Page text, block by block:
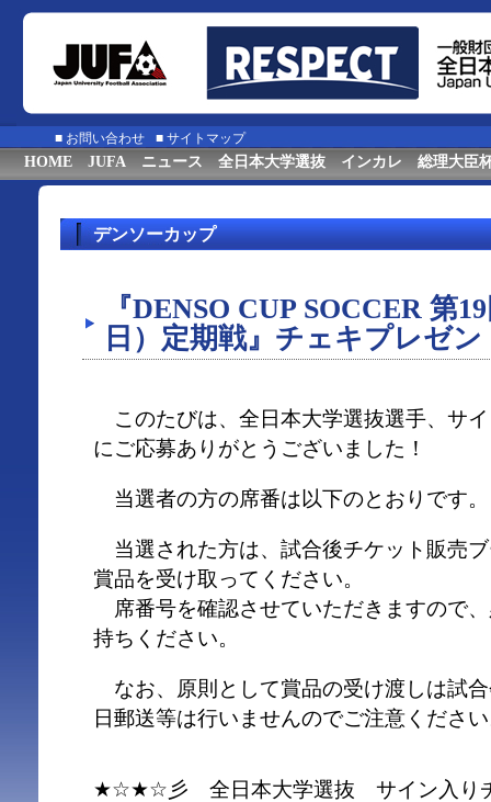
■ お問い合わせ ■ サイトマップ
HOME JUFA ニュース 全日本大学選抜 インカレ 総理大臣
デンソーカップ
『DENSO CUP SOCCER 第
日）定期戦』チェキプレゼ
このたびは、全日本大学選抜選手、サ
にご応募ありがとうございました！
当選者の方の席番は以下のとおりです。
当選された方は、試合後チケット販売
賞品を受け取ってください。
席番号を確認させていただきますので
持ちください。
なお、原則として賞品の受け渡しは試
日郵送等は行いませんのでご注意くださ
★☆★☆彡 全日本大学選抜 サイン入